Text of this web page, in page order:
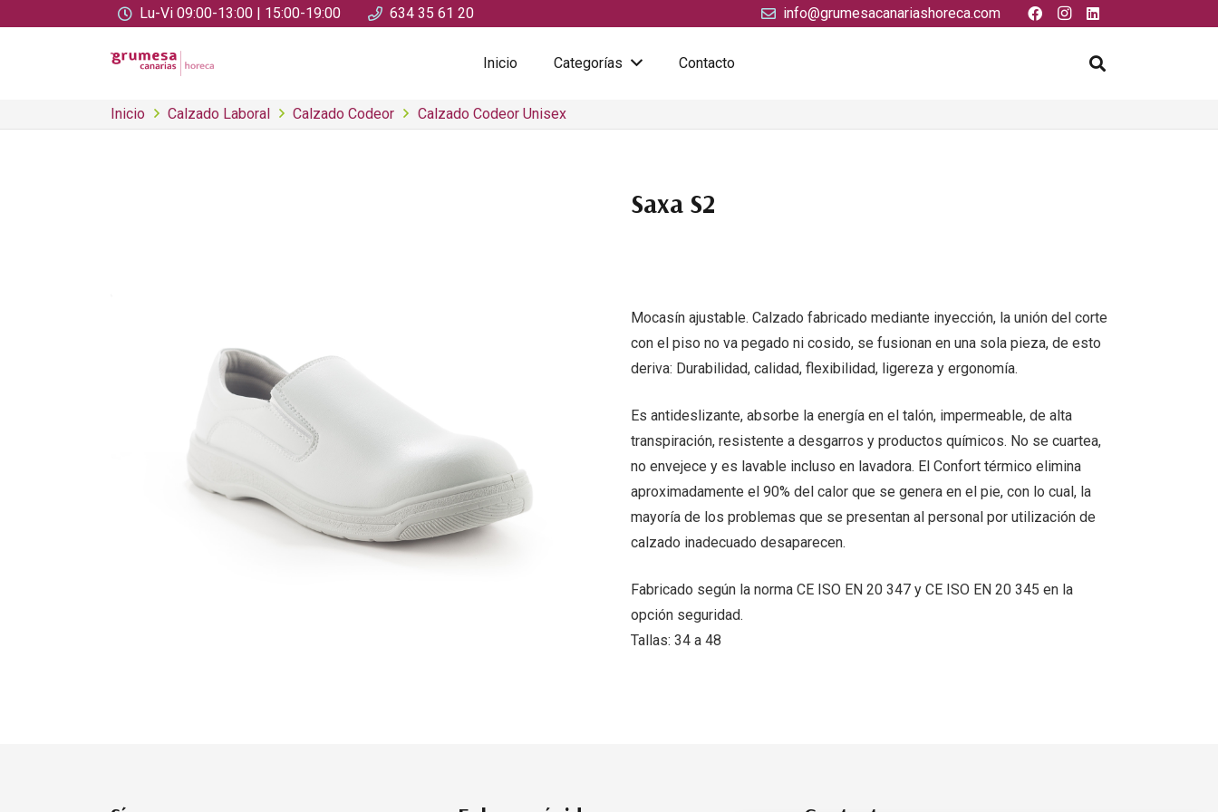
Lu-Vi 09:00-13:00 | 15:00-19:00 634 35 61 20 info@grumesacanariashoreca.com
Inicio Categorías Contacto
Inicio Calzado Laboral Calzado Codeor Calzado Codeor Unisex
Saxa S2
Mocasín ajustable. Calzado fabricado mediante inyección, la unión del corte
con el piso no va pegado ni cosido, se fusionan en una sola pieza, de esto
deriva: Durabilidad, calidad, flexibilidad, ligereza y ergonomía.
Es antideslizante, absorbe la energía en el talón, impermeable, de alta
transpiración, resistente a desgarros y productos químicos. No se cuartea,
no envejece y es lavable incluso en lavadora. El Confort térmico elimina
aproximadamente el 90% del calor que se genera en el pie, con lo cual, la
mayoría de los problemas que se presentan al personal por utilización de
calzado inadecuado desaparecen.
Fabricado según la norma CE ISO EN 20 347 y CE ISO EN 20 345 en la
opción seguridad.
Tallas: 34 a 48